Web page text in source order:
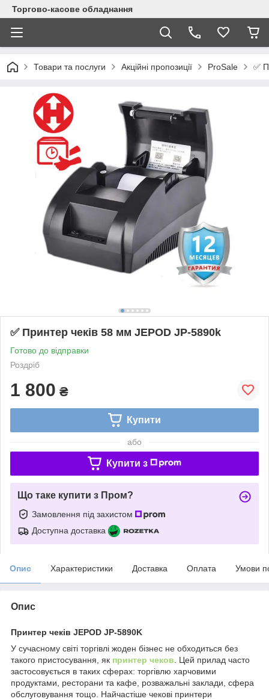
Торгово-касове обладнання
Товари та послуги Акційні пропозиції ProSale ✅
✅ Принтер чеків 58 мм JEPOD JP-5890k
Готово до відправки
Роздріб
1 800 ₴
Купити
або
Купити з
Що таке купити з Пром?
Замовлення під захистом
Доступна доставка
Опис Характеристики Доставка Оплата Умови
Опис
Принтер чеків JEPOD JP-5890K
У сучасному світі торгівлі жоден бізнес не обходиться без
такого пристосування, як принтер чеков . Цей прилад часто
застосовується в таких сферах: торгівлю харчовими
продуктами, ресторани та кафе, розважальні заклади, сфера
обслуговування тощо. Найчастіше чекові принтери